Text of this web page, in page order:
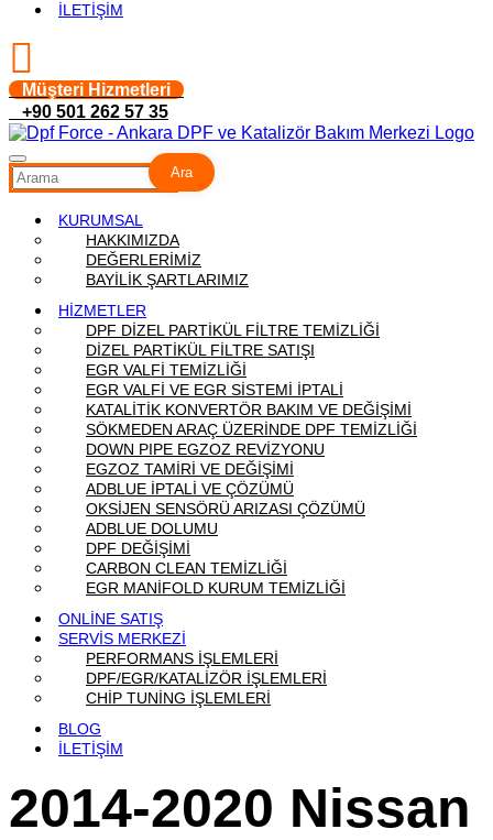
İLETİŞİM
Müşteri Hizmetleri
+90 501 262 57 35
Ara
KURUMSAL
HAKKIMIZDA
DEĞERLERİMİZ
BAYİLİK ŞARTLARIMIZ
HİZMETLER
DPF DİZEL PARTİKÜL FİLTRE TEMİZLİĞİ
DİZEL PARTİKÜL FİLTRE SATIŞI
EGR VALFİ TEMİZLİĞİ
EGR VALFİ VE EGR SİSTEMİ İPTALİ
KATALİTİK KONVERTÖR BAKIM VE DEĞİŞİMİ
SÖKMEDEN ARAÇ ÜZERİNDE DPF TEMİZLİĞİ
DOWN PIPE EGZOZ REVİZYONU
EGZOZ TAMİRİ VE DEĞİŞİMİ
ADBLUE İPTALİ VE ÇÖZÜMÜ
OKSİJEN SENSÖRÜ ARIZASI ÇÖZÜMÜ
ADBLUE DOLUMU
DPF DEĞİŞİMİ
CARBON CLEAN TEMİZLİĞİ
EGR MANİFOLD KURUM TEMİZLİĞİ
ONLİNE SATIŞ
SERVİS MERKEZİ
PERFORMANS İŞLEMLERİ
DPF/EGR/KATALİZÖR İŞLEMLERİ
CHİP TUNİNG İŞLEMLERİ
BLOG
İLETİŞİM
2014-2020 Nissan